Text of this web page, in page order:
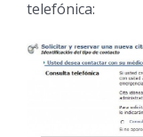
telefónica: